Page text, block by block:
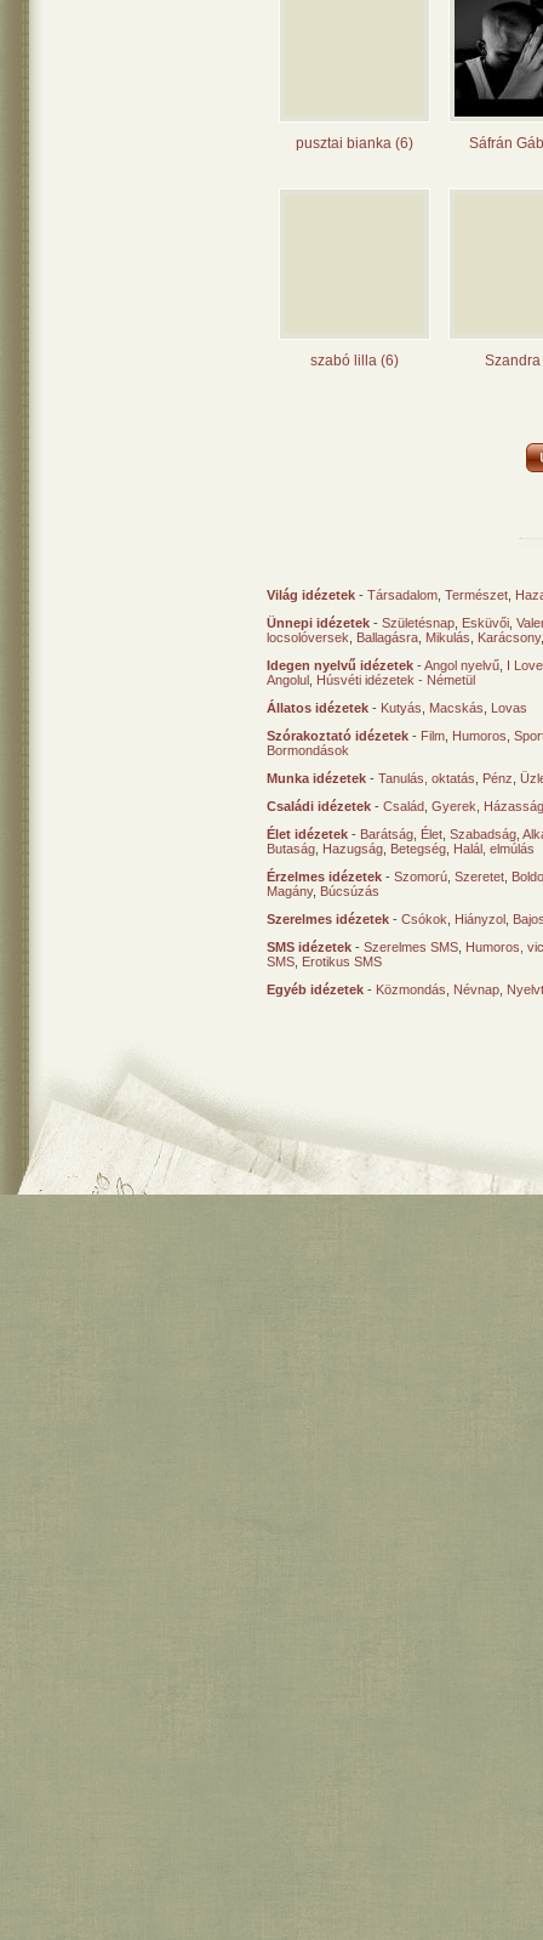
pusztai bianka (6) Sáfrán
szabó lilla (6)
Világ idézetek - Társadalom Természet
Ünnepi idézetek - Születésnap Esküvői
locsolóversek
Ballagásra Mikulás Karácsony
Idegen nyelvű idézetek -Angol nyelvű I
Angolul Húsvéti idézetek - Németül
Állatos idézetek - Kutyás Macskás
Lovas
Szórakoztató idézetek - Film Humoros
Bormondások
Munka idézetek - Tanulás, oktatás Pénz
Családi idézetek - Család Gyerek
Élet idézetek - Barátság Élet Szabadság
Butaság Hazugság Betegség Halál, elmúlás
Érzelmes idézetek - Szomorú Szeretet
Magány, Búcsúzás
Szerelmes idézetek - Csókok Hiányzol
SMS idézetek - Szerelmes SMS Humoros,
SMS Erotikus SMS
Egyéb idézetek - Közmondás Névnap